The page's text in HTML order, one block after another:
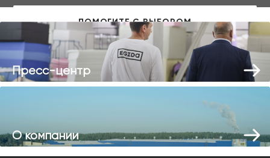
Пресс-центр
О компании